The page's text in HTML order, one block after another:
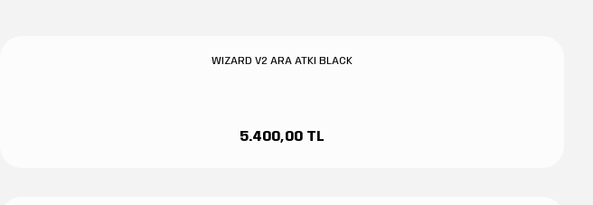
WIZARD V2 ARA ATKI BLACK
5.400,00 TL